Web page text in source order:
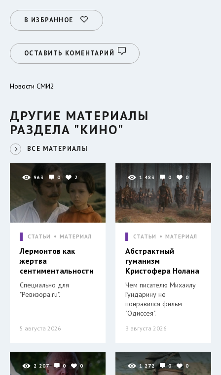
В ИЗБРАННОЕ
ОСТАВИТЬ КОМЕНТАРИЙ
Новости СМИ2
ДРУГИЕ МАТЕРИАЛЫ
РАЗДЕЛА "КИНО"
ВСЕ МАТЕРИАЛЫ
963 0 2
СТАТЬИ МАТЕРИАЛ
Лермонтов как
жертва
сентиментальности
Специально для
"Ревизора.ru".
5 августа 2026
1 483 0 0
СТАТЬИ МАТЕРИАЛ
Абстрактный
гуманизм
Кристофера Нолана
Чем писателю Михаилу
Гундарину не
понравился фильм
"Одиссея".
3 августа 2026
2 207 0 0 1 272 0 0